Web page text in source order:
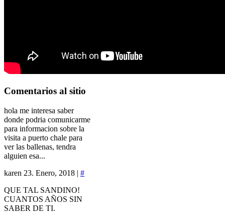
Comentarios al sitio
hola me interesa saber
donde podria comunicarme
para informacion sobre la
visita a puerto chale para
ver las ballenas, tendra
alguien esa...
karen 23. Enero, 2018 | #
QUE TAL SANDINO!
CUANTOS AÑOS SIN
SABER DE TI.